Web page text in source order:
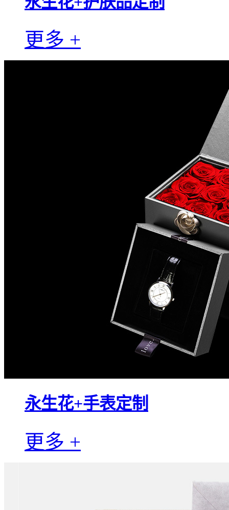
更多 +
永生花+手表定制
更多 +